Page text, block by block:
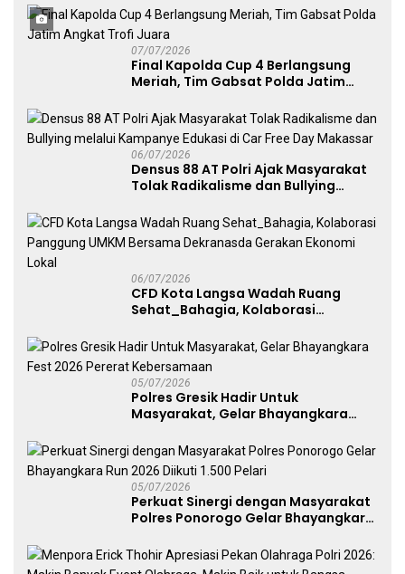
Penggunaan Senjata Api
07/07/2026
Final Kapolda Cup 4 Berlangsung
Meriah, Tim Gabsat Polda Jatim
06/07/2026
Densus 88 AT Polri Ajak Masyarakat
Tolak Radikalisme dan Bullying
Free Day Makassar
06/07/2026
CFD Kota Langsa Wadah Ruang
Sehat_Bahagia, Kolaborasi
Dekranasda Gerakan Ekonomi Lokal
05/07/2026
Polres Gresik Hadir Untuk
Masyarakat, Gelar Bhayangkara
05/07/2026
Perkuat Sinergi dengan Masyarakat
Polres Ponorogo Gelar Bhayangkara